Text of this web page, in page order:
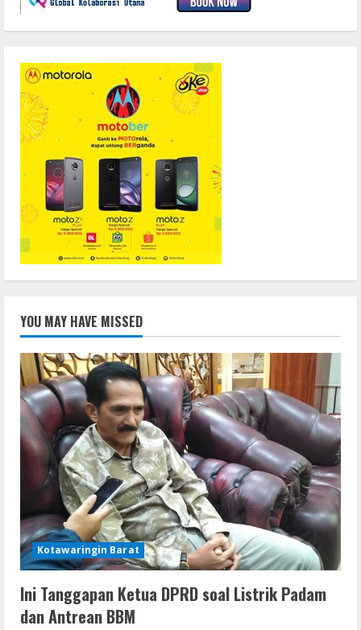
YOU MAY HAVE MISSED
Kotawaringin Barat
Ini Tanggapan Ketua DPRD soal Listrik Padam
dan Antrean BBM